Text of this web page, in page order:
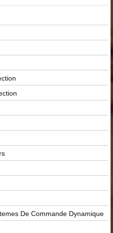
De Commande Dynamique